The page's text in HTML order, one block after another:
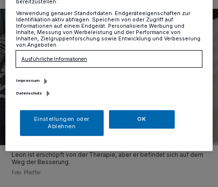
Leon ist erschöpft von der Therapie, aber er befindet sich auf dem
Weg der Besserung.
Foto: Pfeiffer
bereitzustellen:
Verwendung genauer Standortdaten. Endgeräteeigenschaften zur
Identifikation aktiv abfragen. Speichern von oder Zugriff auf
Informationen auf einem Endgerät. Personalisierte Werbung und
Inhalte, Messung von Werbeleistung und der Performance von
Inhalten, Zielgruppenforschung sowie Entwicklung und Verbesserung
von Angeboten.
Ausführliche Informationen
Impressum
Datenschutz
Einstellungen oder
Ablehnen
OK